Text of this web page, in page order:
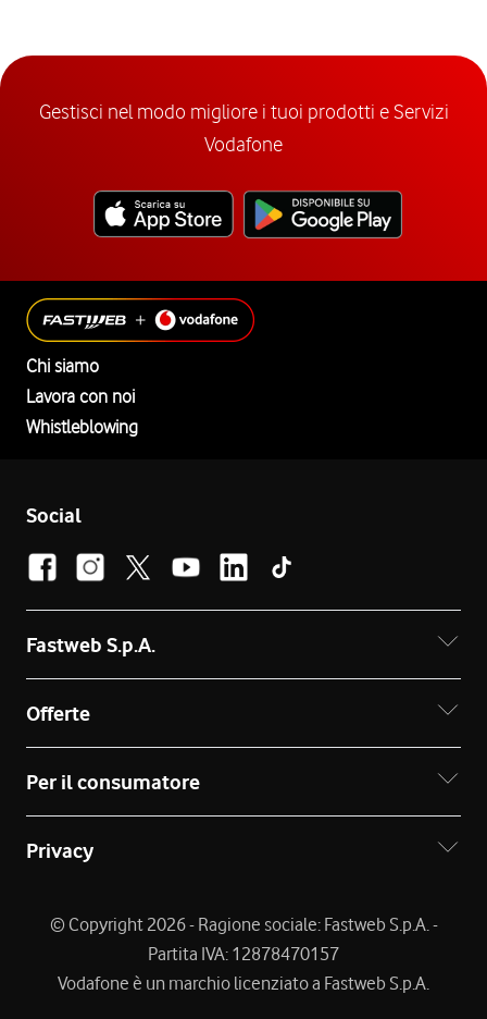
Gestisci nel modo migliore i tuoi prodotti e Servizi
Vodafone
Chi siamo
Lavora con noi
Whistleblowing
Social
Fastweb S.p.A.
Offerte
Per il consumatore
Privacy
© Copyright 2026 - Ragione sociale: Fastweb S.p.A. -
Partita IVA: 12878470157
Vodafone è un marchio licenziato a Fastweb S.p.A.